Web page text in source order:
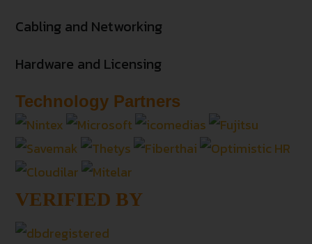
Cabling and Networking
Hardware and Licensing
Technology Partners
VERIFIED BY